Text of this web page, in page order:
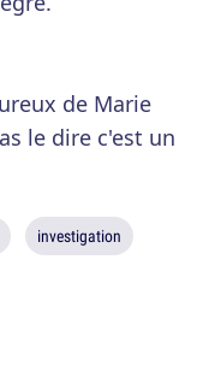
de Marie
le dire c'est un
investigation